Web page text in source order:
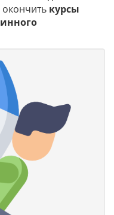
курсы